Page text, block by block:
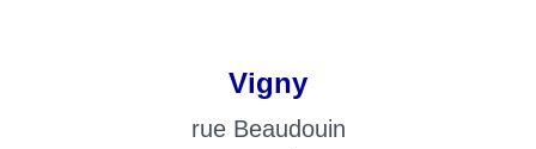
Vigny
rue Beaudouin